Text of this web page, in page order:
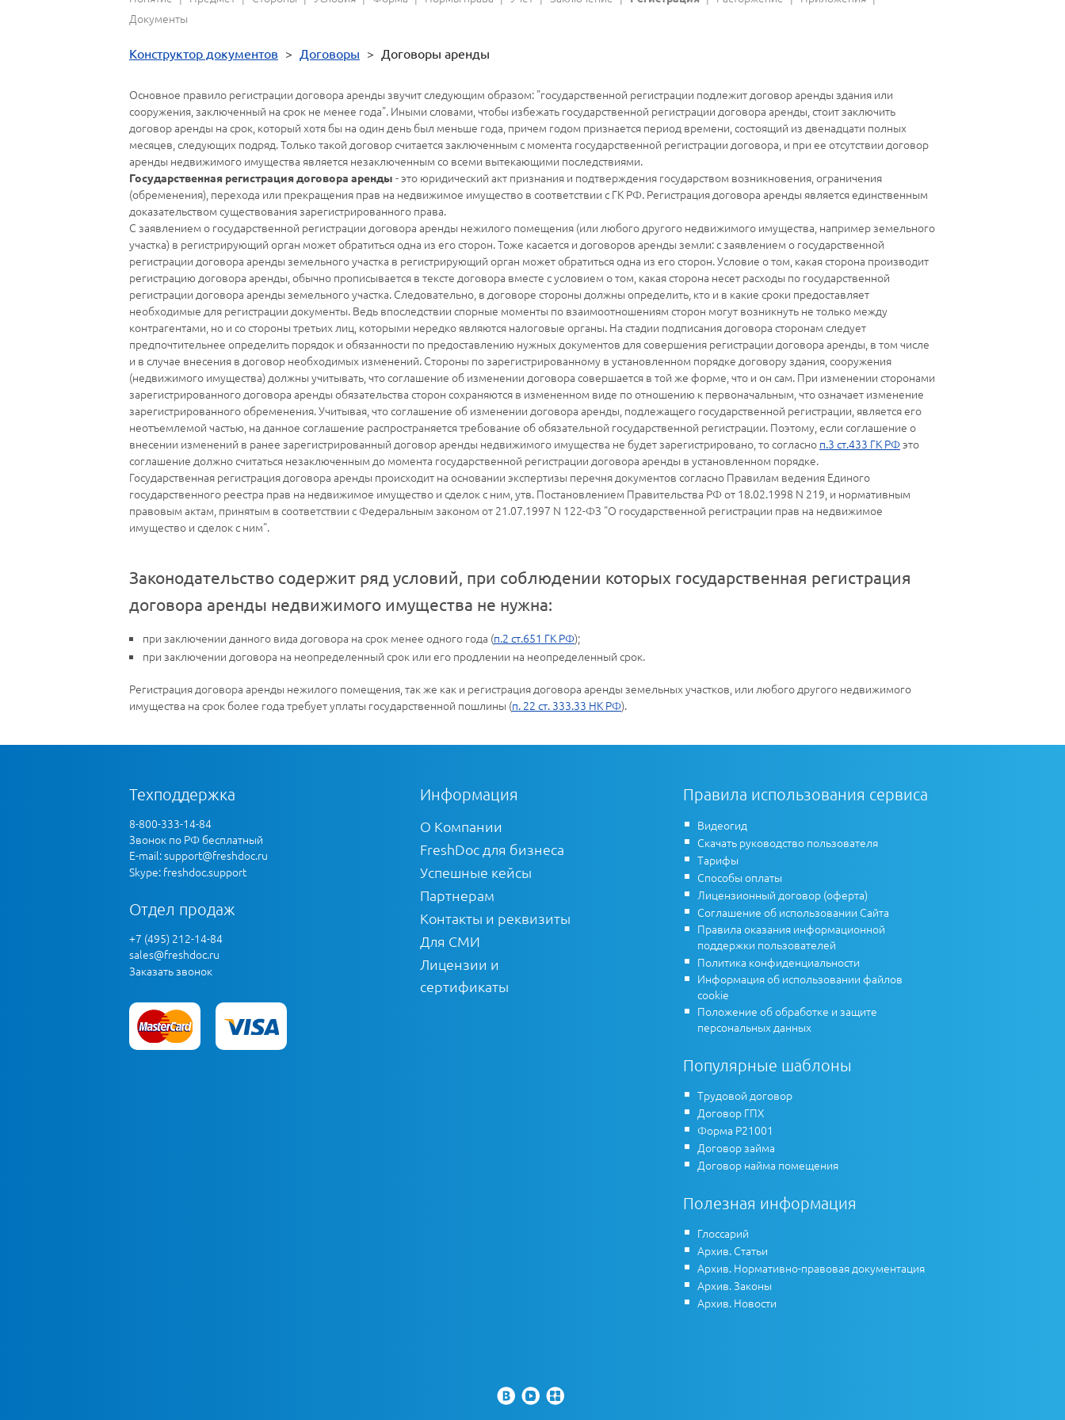
Документы
Конструктор документов > Договоры > Договоры аренды
Основное правило регистрации договора аренды звучит следующим образом: "государственной регистрации подлежит договор аренды здания или
сооружения, заключенный на срок не менее года". Иными словами, чтобы избежать государственной регистрации договора аренды, стоит заключить
договор аренды на срок, который хотя бы на один день был меньше года, причем годом признается период времени, состоящий из двенадцати полных
месяцев, следующих подряд. Только такой договор считается заключенным с момента государственной регистрации договора, и при ее отсутствии договор
аренды недвижимого имущества является незаключенным со всеми вытекающими последствиями.
Государственная регистрация договора аренды - это юридический акт признания и подтверждения государством возникновения, ограничения
(обременения), перехода или прекращения прав на недвижимое имущество в соответствии с ГК РФ. Регистрация договора аренды является единственным
доказательством существования зарегистрированного права.
С заявлением о государственной регистрации договора аренды нежилого помещения (или любого другого недвижимого имущества, например земельного
участка) в регистрирующий орган может обратиться одна из его сторон. Тоже касается и договоров аренды земли: с заявлением о государственной
регистрации договора аренды земельного участка в регистрирующий орган может обратиться одна из его сторон. Условие о том, какая сторона производит
регистрацию договора аренды, обычно прописывается в тексте договора вместе с условием о том, какая сторона несет расходы по государственной
регистрации договора аренды земельного участка. Следовательно, в договоре стороны должны определить, кто и в какие сроки предоставляет
необходимые для регистрации документы. Ведь впоследствии спорные моменты по взаимоотношениям сторон могут возникнуть не только между
контрагентами, но и со стороны третьих лиц, которыми нередко являются налоговые органы. На стадии подписания договора сторонам следует
предпочтительнее определить порядок и обязанности по предоставлению нужных документов для совершения регистрации договора аренды, в том числе
и в случае внесения в договор необходимых изменений. Стороны по зарегистрированному в установленном порядке договору здания, сооружения
(недвижимого имущества) должны учитывать, что соглашение об изменении договора совершается в той же форме, что и он сам. При изменении сторонами
зарегистрированного договора аренды обязательства сторон сохраняются в измененном виде по отношению к первоначальным, что означает изменение
зарегистрированного обременения. Учитывая, что соглашение об изменении договора аренды, подлежащего государственной регистрации, является его
неотъемлемой частью, на данное соглашение распространяется требование об обязательной государственной регистрации. Поэтому, если соглашение о
внесении изменений в ранее зарегистрированный договор аренды недвижимого имущества не будет зарегистрировано, то согласно п.3 ст.433 ГК РФэто
соглашение должно считаться незаключенным до момента государственной регистрации договора аренды в установленном порядке.
Государственная регистрация договора аренды происходит на основании экспертизы перечня документов согласно Правилам ведения Единого
государственного реестра прав на недвижимое имущество и сделок с ним, утв. Постановлением Правительства РФ от 18.02.1998 N 219, и нормативным
правовым актам, принятым в соответствии с Федеральным законом от 21.07.1997 N 122-ФЗ "О государственной регистрации прав на недвижимое
имущество и сделок с ним".
Законодательство содержит ряд условий, при соблюдении которых государственная регистрация
договора аренды недвижимого имущества не нужна:
при заключении данного вида договора на срок менее одного года (п.2 ст.651 ГК РФ);
при заключении договора на неопределенный срок или его продлении на неопределенный срок.
Регистрация договора аренды нежилого помещения, так же как и регистрация договора аренды земельных участков, или любого другого недвижимого
имущества на срок более года требует уплаты государственной пошлины (п. 22 ст. 333.33 НК РФ).
Техподдержка
8-800-333-14-84
Звонок по РФ бесплатный
E-mail:support@freshdoc.ru
Skype: freshdoc.support
Отдел продаж
+7 (495) 212-14-84
sales@freshdoc.ru
Заказать звонок
Информация
О Компании
FreshDoc для бизнеса
Успешные кейсы
Партнерам
Контакты и реквизиты
Для СМИ
Лицензии и
сертификаты
Правила использования сервиса
Видеогид
Скачать руководство пользователя
Тарифы
Способы оплаты
Лицензионный договор (оферта)
Соглашение об использовании Сайта
Правила оказания информационной
поддержки пользователей
Политика конфиденциальности
Информация об использовании файлов
cookie
Положение об обработке и защите
персональных данных
Популярные шаблоны
Трудовой договор
Договор ГПХ
Форма Р21001
Договор займа
Договор найма помещения
Полезная информация
Глоссарий
Архив. Статьи
Архив. Нормативно-правовая документация
Архив. Законы
Архив. Новости